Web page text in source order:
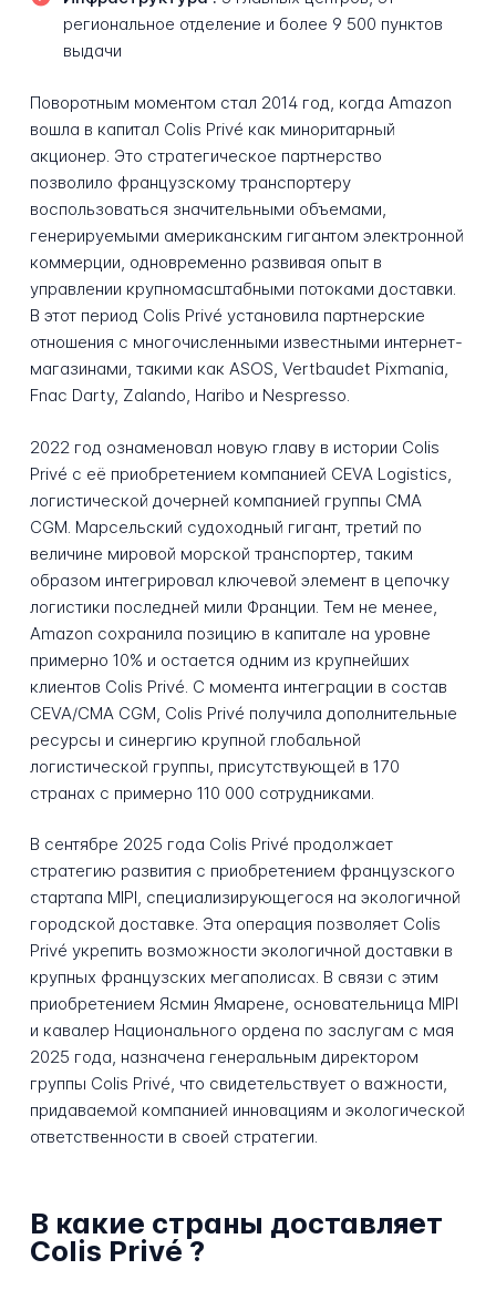
региональное отделение и более 9 500 пунктов
выдачи
Поворотным моментом стал 2014 год, когда Amazon
вошла в капитал Colis Privé как миноритарный
акционер. Это стратегическое партнерство
позволило французскому транспортеру
воспользоваться значительными объемами,
генерируемыми американским гигантом электронной
коммерции, одновременно развивая опыт в
управлении крупномасштабными потоками доставки.
В этот период Colis Privé установила партнерские
отношения с многочисленными известными интернет-
магазинами, такими как ASOS, Vertbaudet Pixmania,
Fnac Darty, Zalando, Haribo и Nespresso.
2022 год ознаменовал новую главу в истории Colis
Privé с её приобретением компанией CEVA Logistics,
логистической дочерней компанией группы CMA
CGM. Марсельский судоходный гигант, третий по
величине мировой морской транспортер, таким
образом интегрировал ключевой элемент в цепочку
логистики последней мили Франции. Тем не менее,
Amazon сохранила позицию в капитале на уровне
примерно 10% и остается одним из крупнейших
клиентов Colis Privé. С момента интеграции в состав
CEVA/CMA CGM, Colis Privé получила дополнительные
ресурсы и синергию крупной глобальной
логистической группы, присутствующей в 170
странах с примерно 110 000 сотрудниками.
В сентябре 2025 года Colis Privé продолжает
стратегию развития с приобретением французского
стартапа MIPI, специализирующегося на экологичной
городской доставке. Эта операция позволяет Colis
Privé укрепить возможности экологичной доставки в
крупных французских мегаполисах. В связи с этим
приобретением Ясмин Ямарене, основательница MIPI
и кавалер Национального ордена по заслугам с мая
2025 года, назначена генеральным директором
группы Colis Privé, что свидетельствует о важности,
придаваемой компанией инновациям и экологической
ответственности в своей стратегии.
В какие страны доставляет
Colis Privé ?